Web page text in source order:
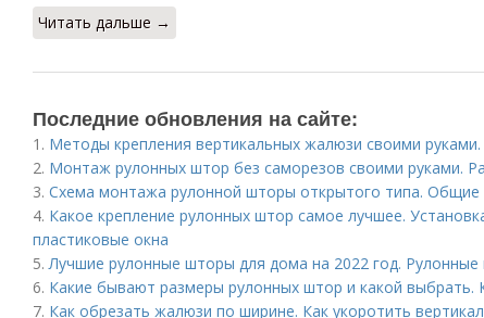
Читать дальше →
Последние обновления на сайте:
1. Методы крепления вертикальных жалюзи своими
2. Монтаж рулонных штор без саморезов своими руками.
3. Схема монтажа рулонной шторы открытого типа. Общие
4. Какое крепление рулонных штор самое лучшее.
пластиковые окна
5.Лучшие рулонные шторы для дома на 2022 год.
6. Какие бывают размеры рулонных штор и какой выбрать.
7. Как обрезать жалюзи по ширине. Как укоротить